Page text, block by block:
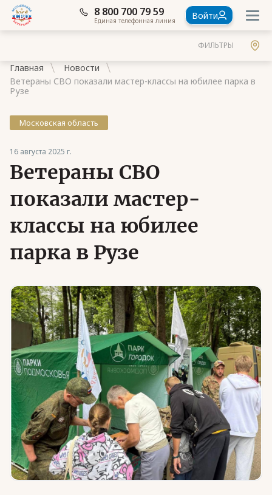
8 800 700 79 59
Единая телефонная линия Войти
ФИЛЬТРЫ
Главная
Новости
Ветераны СВО показали мастер-классы на юбилее парка в
Рузе
Московская область
16 августа 2025 г.
Ветераны СВО
показали мастер-
классы на юбилее
парка в Рузе
Контакты
Стать членом Ассоциации ветеранов СВО
Ассоциация в субъектах России
Частые вопросы
Юридическая помощь
Региональные меры поддержки